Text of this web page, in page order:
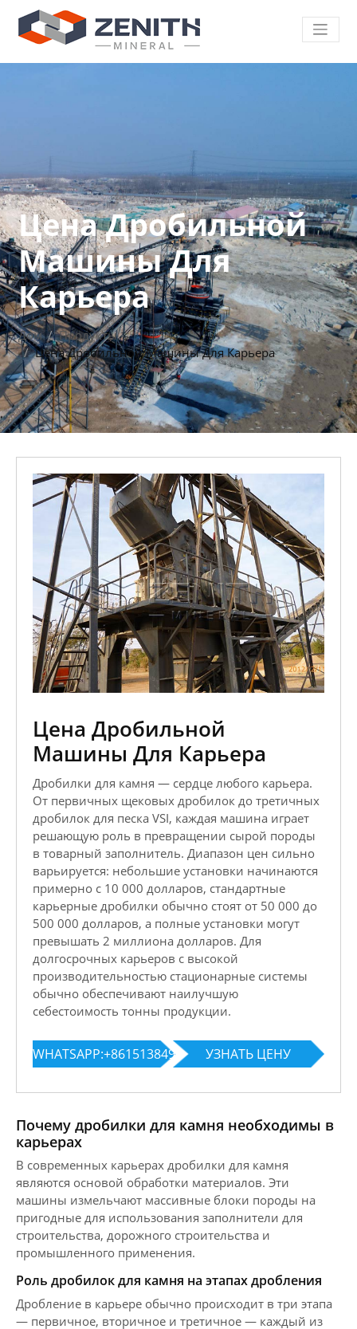
Цена Дробильной
Машины Для
Карьера
Дом
Продукты
Цена Дробильной Машины Для Карьера
Цена Дробильной
Машины Для Карьера
Дробилки для камня — сердце любого карьера.
От первичных щековых дробилок до третичных
дробилок для песка VSI, каждая машина играет
решающую роль в превращении сырой породы
в товарный заполнитель. Диапазон цен сильно
варьируется: небольшие установки начинаются
примерно с 10 000 долларов, стандартные
карьерные дробилки обычно стоят от 50 000 до
500 000 долларов, а полные установки могут
превышать 2 миллиона долларов. Для
долгосрочных карьеров с высокой
производительностью стационарные системы
обычно обеспечивают наилучшую
себестоимость тонны продукции.
WHATSAPP:+8615138493061 УЗНАТЬ ЦЕНУ
Почему дробилки для камня необходимы в
карьерах
В современных карьерах дробилки для камня
являются основой обработки материалов. Эти
машины измельчают массивные блоки породы на
пригодные для использования заполнители для
строительства, дорожного строительства и
промышленного применения.
Роль дробилок для камня на этапах дробления
Дробление в карьере обычно происходит в три этапа
— первичное, вторичное и третичное — каждый из